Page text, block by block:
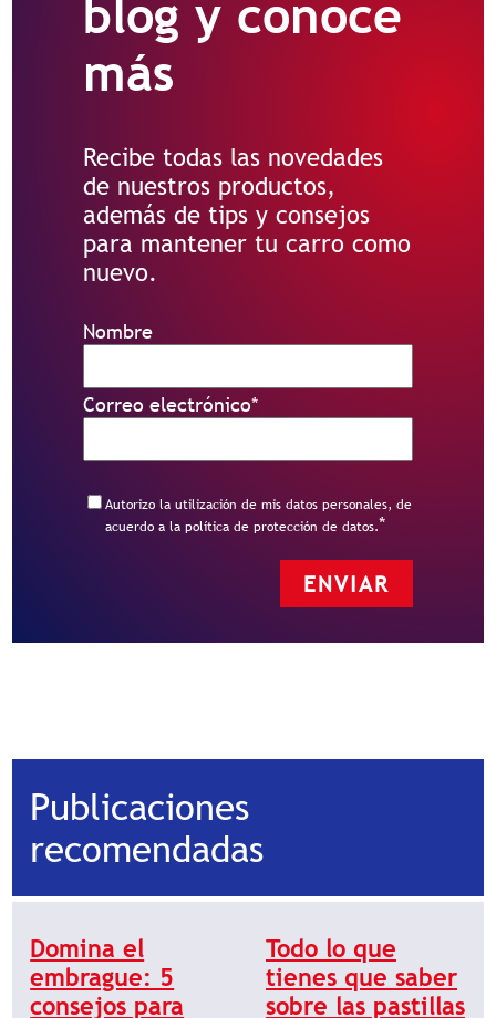
blog y conoce
más
Recibe todas las novedades
de nuestros productos,
además de tips y consejos
para mantener tu carro como
nuevo.
Nombre
Correo electrónico*
Autorizo la utilización de mis datos personales, de
acuerdo a la política de protección de datos.*
Publicaciones
recomendadas
Domina el
embrague: 5
consejos para
Todo lo que
tienes que saber
sobre las pastillas